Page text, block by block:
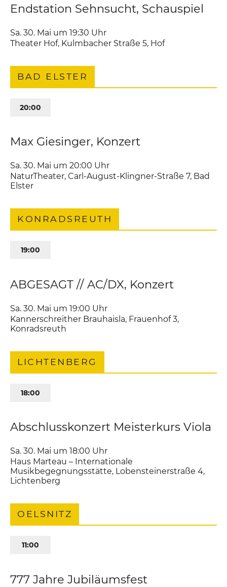
Endstation Sehnsucht, Schauspiel
Sa. 30. Mai um 19:30 Uhr
Theater Hof, Kulmbacher Straße 5 Hof
BAD ELSTER
20:00
Max Giesinger, Konzert
Sa. 30. Mai um 20:00 Uhr
NaturTheater,Carl-August-Klingner-Straße 7 Bad
Elster
KONRADSREUTH
19:00
ABGESAGT // AC/DX, Konzert
Sa. 30. Mai um 19:00 Uhr
Kannerschreither Brauhaisla, Frauenhof 3
Konradsreuth
LICHTENBERG
18:00
Abschlusskonzert Meisterkurs Viola
Sa. 30. Mai um 18:00 Uhr
Haus Marteau – Internationale
Musikbegegnungsstätte, Lobensteinerstraße 4
Lichtenberg
OELSNITZ
11:00
777 Jahre Jubiläumsfest